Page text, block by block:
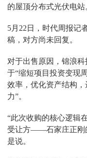
的屋顶分布式光伏电站
5月22日，时代周报记
稿，对方尚未回复。
对于出售原因，锦浪
于“缩短项目投资变现
效率，优化资产结构
力”。
“此次收购的核心逻辑
受让方——石家庄正刚
是说。